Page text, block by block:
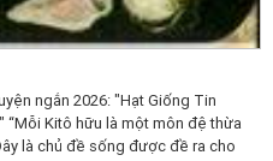
ngắn 2026: "Hạt Giống Tin
“Mỗi Kitô hữu là một môn đệ thừa
là chủ đề sống được đề ra cho